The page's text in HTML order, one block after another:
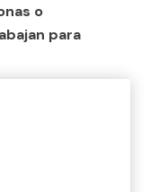
o
para
trata de
que es una
español”.